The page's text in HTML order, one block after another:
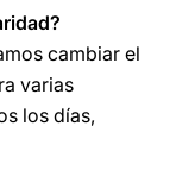
cambiar el
varias
los días,